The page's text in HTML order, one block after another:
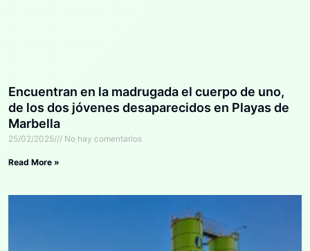
Encuentran en la madrugada el cuerpo de uno,
de los dos jóvenes desaparecidos en Playas de
Marbella
25/02/2025 No hay comentarios
Read More »